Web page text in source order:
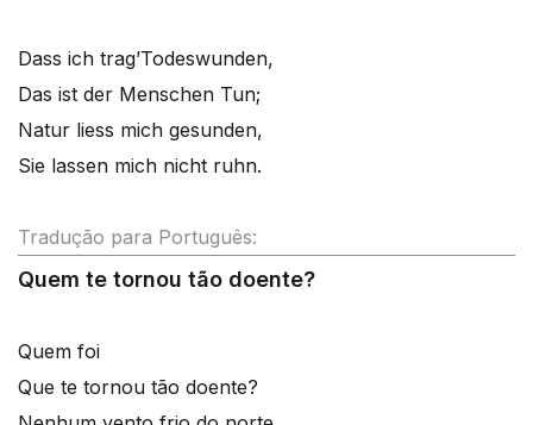
Dass ich trag’Todeswunden,
Das ist der Menschen Tun;
Natur liess mich gesunden,
Sie lassen mich nicht ruhn.
Tradução para Português:
Quem te tornou tão doente?
Quem foi
Que te tornou tão doente?